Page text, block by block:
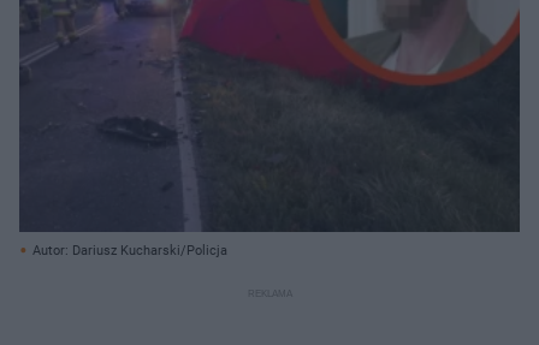
Autor: Dariusz Kucharski/Policja